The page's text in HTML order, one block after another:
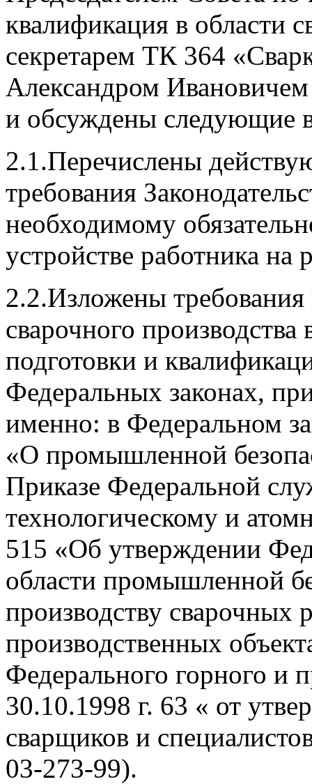
квалификация в области
секретарем ТК 364
Александром
и обсуждены следующие
2.1.Перечислены
требования
необходимому
устройстве работника на
2.2.Изложены
сварочного
подготовки и
Федеральных законах,
именно: в Федеральном
«О промышленной
Приказе Федеральной
технологическому и
515 «Об утверждении
области промышленной
производству сварочных
производственных
Федерального горного и
30.10.1998 г. 63 « от
сварщиков и
03-273-99).